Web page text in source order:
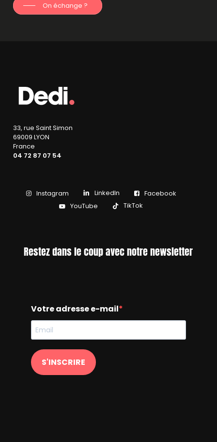
On échange ?
33, rue Saint Simon
69009 LYON
France
04 72 87 07 54
Instagram LinkedIn
Facebook
YouTube
TikTok
Restez dans le coup avec notre newsletter
Votre adresse e-mail
S'INSCRIRE